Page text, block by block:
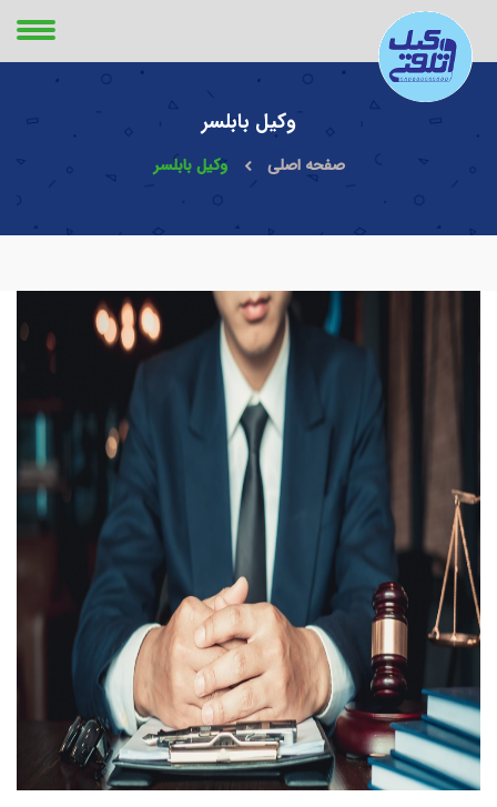
وکیل بابلسر
صفحه اصلی وکیل بابلسر